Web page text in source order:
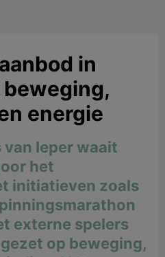
in
energie
van Ieper waait
het
initiatieven zoals
externe spelers
op beweging,